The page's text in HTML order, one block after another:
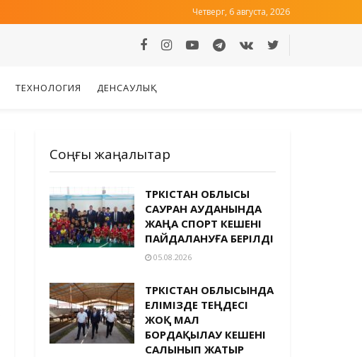
Четверг, 6 августа, 2026
ТЕХНОЛОГИЯ ДЕНСАУЛЫҚ
Соңғы жаңалықтар
ТҮРКІСТАН ОБЛЫСЫ
САУРАН АУДАНЫНДА
ЖАҢА СПОРТ КЕШЕНІ
ПАЙДАЛАНУҒА БЕРІЛДІ
05.08.2026
ТҮРКІСТАН ОБЛЫСЫНДА
ЕЛІМІЗДЕ ТЕҢДЕСІ
ЖОҚ МАЛ
БОРДАҚЫЛАУ КЕШЕНІ
САЛЫНЫП ЖАТЫР